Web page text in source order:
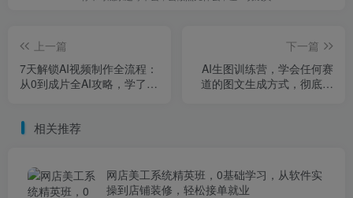
上一篇
7天解锁AI视频制作全流程：
从0到成片全AI攻略，学了就
下一篇
AI生图训练营，学会任何赛
道的图文生成方式，彻底解
相关推荐
网店美工系统精英班，0基础学习，从软件实
操到店铺装修，轻松接单就业